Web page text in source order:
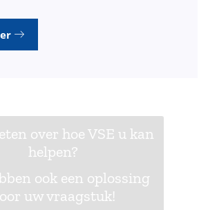
over hoe VSE u kan
helpen?
ook een oplossing
uw vraagstuk!